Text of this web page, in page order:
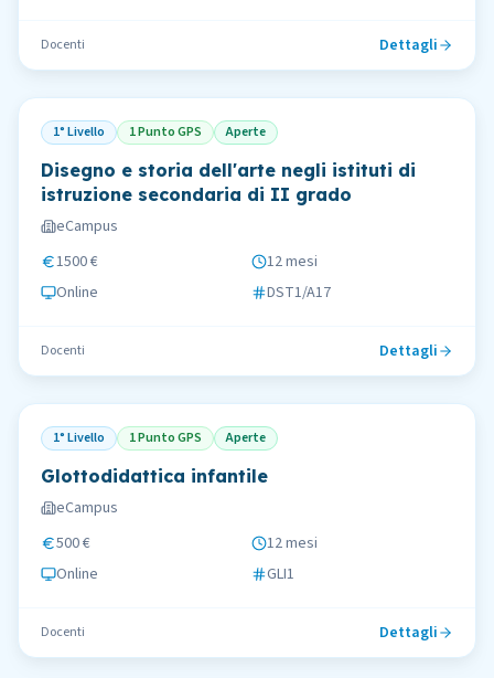
Docenti Dettagli
1° Livello 1 Punto GPS Aperte
Disegno e storia dell'arte negli istituti di
istruzione secondaria di II grado
eCampus
1500 €
12 mesi
Online
DST1/A17
Docenti Dettagli
1° Livello 1 Punto GPS Aperte
Glottodidattica infantile
eCampus
500 €
12 mesi
Online
GLI1
Docenti Dettagli